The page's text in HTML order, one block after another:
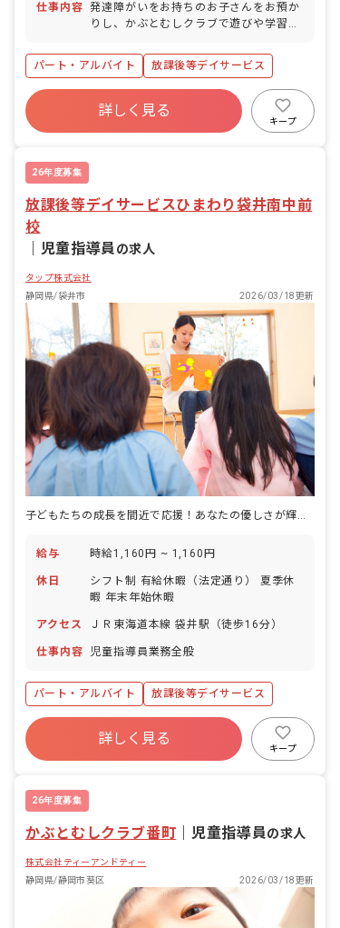
仕事内容 発達障がいをお持ちのお子さんをお預か
りし、かぶとむしクラブで遊びや学習を
をして頂きます。 お子さんによっては学
習支援をする場合もあります。 決められ
た仕事内容をこなすのではなく、どうす
れば良いか自ら考え行動して頂く必要が
あります。 ■保育方針：該当なし
パート・アルバイト 放課後等デイサービス
詳しく見る
キープ
26年度募集
放課後等デイサービスひまわり袋井南中前
校
児童指導員の求人
タップ株式会社
静岡県/袋井市
2026/03/18更新
子どもたちの成長を間近で応援！あなたの優しさが輝く場所です。
給与 時給1,160円 ~ 1,160円
休日
シフト制 有給休暇（法定通り） 夏季休
暇 年末年始休暇
アクセス ＪＲ東海道本線 袋井駅（徒歩16分）
仕事内容 児童指導員業務全般
パート・アルバイト 放課後等デイサービス
詳しく見る
キープ
26年度募集
かぶとむしクラブ番町 ｜児童指導員の求人
株式会社ティーアンドティー
静岡県/静岡市葵区
2026/03/18更新